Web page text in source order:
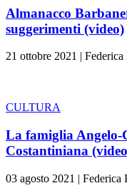
Almanacco
suggerimenti (video)
21 ottobre 2021 | Federica
CULTURA
La famiglia Angelo-
Costantiniana
03 agosto 2021 | Federica